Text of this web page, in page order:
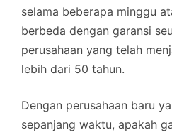
selama beberapa minggu
berbeda dengan garansi
perusahaan yang telah
lebih dari 50 tahun.
Dengan perusahaan baru
sepanjang waktu, apakah